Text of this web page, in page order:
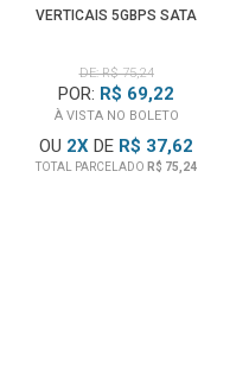
VERTICAIS 5GBPS SATA
DE: R$ 75,24
POR: R$ 69,22
À VISTA NO BOLETO
OU 2X DE R$ 37,62
TOTAL PARCELADO R$ 75,24